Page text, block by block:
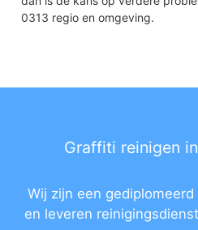
0313 regio en omgeving.
Graffiti reinigen
Wij zijn een
en leveren